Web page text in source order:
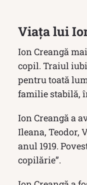
Viața lui
Ion Creangă
copil. Traiul
pentru toată
familie stabilă,
Ion Creangă a
Ileana, Teodor,
anul 1919.
copilărie”.